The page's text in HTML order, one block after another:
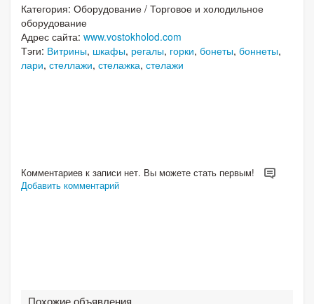
Категория: Оборудование / Торговое и холодильное
оборудование
Адрес сайта: www.vostokholod.com
Тэги: Витрины, шкафы, регалы, горки, бонеты, боннеты,
лари, стеллажи, стелажка, стелажи
Комментариев к записи нет. Вы можете стать первым!
Добавить комментарий
Похожие объявления